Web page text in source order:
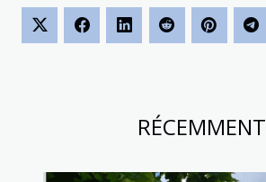
RÉCEMMENT